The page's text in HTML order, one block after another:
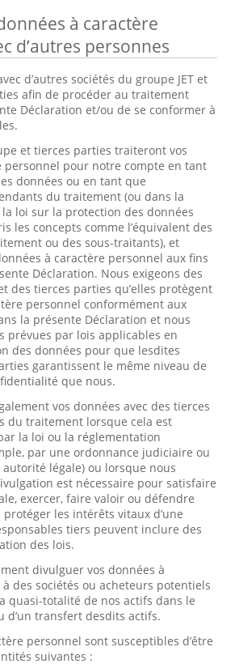
à caractère
d’autres personnes
d’autres sociétés du groupe JET et
afin de procéder au traitement
Déclaration et/ou de se conformer à
et tierces parties traiteront vos
personnel pour notre compte en tant
données ou en tant que
du traitement (ou dans la
loi sur la protection des données
les concepts comme l’équivalent des
ou des sous-traitants), et
à caractère personnel aux fins
Déclaration. Nous exigeons des
des tierces parties qu’elles protègent
personnel conformément aux
la présente Déclaration et nous
prévues par lois applicables en
des données pour que lesdites
garantissent le même niveau de
que nous.
vos données avec des tierces
du traitement lorsque cela est
la loi ou la réglementation
par une ordonnance judiciaire ou
autorité légale) ou lorsque nous
est nécessaire pour satisfaire
exercer, faire valoir ou défendre
les intérêts vitaux d’une
tiers peuvent inclure des
des lois.
divulguer vos données à
des sociétés ou acheteurs potentiels
quasi-totalité de nos actifs dans le
d’un transfert desdits actifs.
personnel sont susceptibles d’être
suivantes :